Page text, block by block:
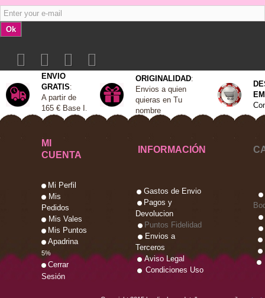
Ok
ENVIO
GRATIS:
Apartir de
165 € Base I
ORIGINALIDAD:
Envios a quien
quieras en Tu
nombre
MI
CUENTA
INFORMACIÓN
Mi Perfil
Mis
Pedidos
Mis Vales
Mis Puntos
Apadrina
5%
Cerrar
Sesión
Gastos de Envio
Pagos y
Devolucion
Puntos Fidelidad
Envios a
Terceros
Aviso Legal
Condiciones Uso